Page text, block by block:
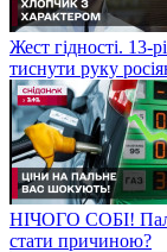
Жест гідності. 13-
тиснути руку
НІЧОГО СОБІ!
стати причиною?